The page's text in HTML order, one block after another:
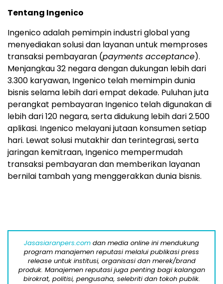
Tentang Ingenico
Ingenico adalah pemimpin industri global yang
menyediakan solusi dan layanan untuk memproses
transaksi pembayaran (payments acceptance).
Menjangkau 32 negara dengan dukungan lebih dari
3.300 karyawan, Ingenico telah memimpin dunia
bisnis selama lebih dari empat dekade. Puluhan juta
perangkat pembayaran Ingenico telah digunakan di
lebih dari 120 negara, serta didukung lebih dari 2.500
aplikasi. Ingenico melayani jutaan konsumen setiap
hari. Lewat solusi mutakhir dan terintegrasi, serta
jaringan kemitraan, Ingenico mempermudah
transaksi pembayaran dan memberikan layanan
bernilai tambah yang menggerakkan dunia bisnis.
Jasasiaranpers.com dan media online ini mendukung
program manajemen reputasi melalui publikasi press
release untuk institusi, organisasi dan merek/brand
produk. Manajemen reputasi juga penting bagi kalangan
birokrat, politisi, pengusaha, selebriti dan tokoh publik.